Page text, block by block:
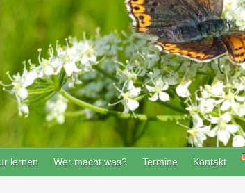
lernen Wer macht was? Termine Kontakt